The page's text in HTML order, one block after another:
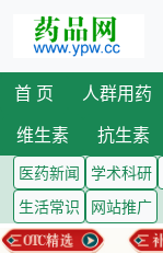
首 页 人群用药
维生素
抗生素
医药新闻 学术科研
生活常识
网站推广